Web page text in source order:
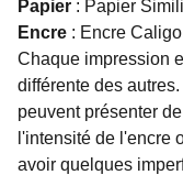
Papier : Papier
Encre : Encre
Chaque impression
différente des
peuvent présenter
l'intensité de l'encre
avoir quelques